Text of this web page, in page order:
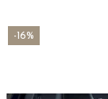
-16%